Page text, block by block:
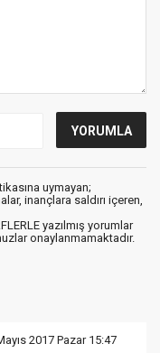
uymayan;
inançlara saldırı içeren,
yazılmış yorumlar
onaylanmamaktadır.
2017 Pazar 15:47